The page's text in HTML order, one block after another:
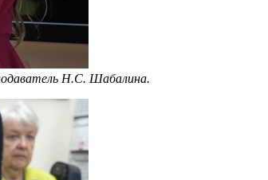
Н.С. Шабалина.